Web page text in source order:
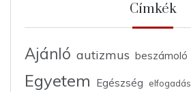
Címkék
Ajánló autizmus beszámoló
Egyetem Egészség elfogadás